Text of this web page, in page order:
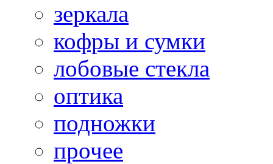
зеркала
кофры и сумки
лобовые стекла
оптика
подножки
прочее